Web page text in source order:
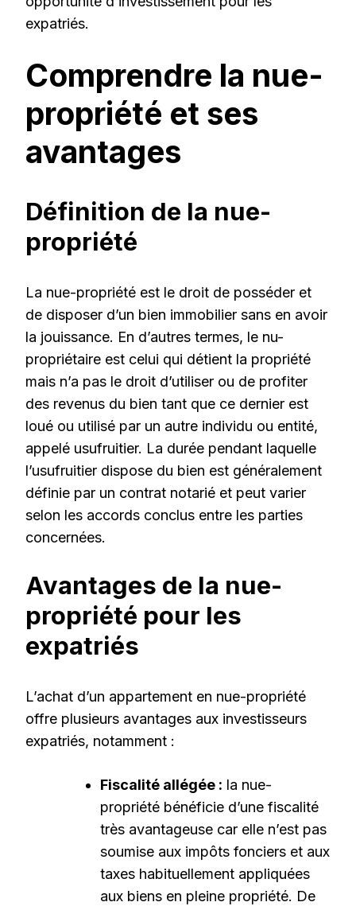
expatriés.
Comprendre la nue-
propriété et ses
avantages
Définition de la nue-
propriété
La nue-propriété est le droit de posséder et
de disposer d’un bien immobilier sans en avoir
la jouissance. En d’autres termes, le nu-
propriétaire est celui qui détient la propriété
mais n’a pas le droit d’utiliser ou de profiter
des revenus du bien tant que ce dernier est
loué ou utilisé par un autre individu ou entité,
appelé usufruitier. La durée pendant laquelle
l’usufruitier dispose du bien est généralement
définie par un contrat notarié et peut varier
selon les accords conclus entre les parties
concernées.
Avantages de la nue-
propriété pour les
expatriés
L’achat d’un appartement en nue-propriété
offre plusieurs avantages aux investisseurs
expatriés, notamment :
Fiscalité allégée : la nue-
propriété bénéficie d’une fiscalité
très avantageuse car elle n’est pas
soumise aux impôts fonciers et aux
taxes habituellement appliquées
aux biens en pleine propriété. De